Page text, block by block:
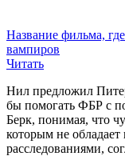
Название фильма,
вампиров
Читать
Нил предложил
бы помогать ФБР с
Берк, понимая, что
которым не обладает
расследованиями,